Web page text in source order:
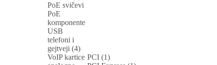
PoE svičevi
PoE
komponente
USB
telefoni i
gejtveji (4)
VoIP kartice PCI (1)